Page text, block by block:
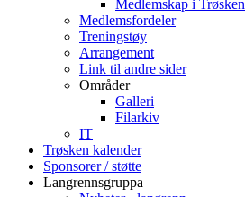
Medlemskap i Trøsken
Medlemsfordeler
Treningstøy
Arrangement
Link til andre sider
Områder
Galleri
Filarkiv
IT
Trøsken kalender
Sponsorer / støtte
Langrennsgruppa